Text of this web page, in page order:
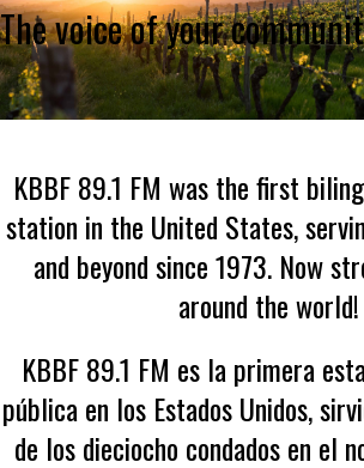
The voice of your
KBBF 89.1 FM was the first
station in the United States,
and beyond since 1973. Now
around the world!
KBBF 89.1 FM es la primera
pública en los Estados Unidos,
de los dieciocho condados en el